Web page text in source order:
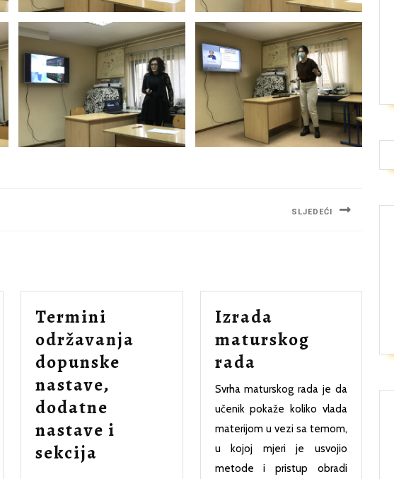
SLJEDEĆI
Termini
održavanja
dopunske
nastave,
dodatne
nastave i
sekcija
Izrada
maturskog
rada
maturskog
rada
Svrha maturskog rada je da
učenik pokaže koliko vlada
materijom u vezi sa temom,
u kojoj mjeri je usvojio
metode i pristup obradi